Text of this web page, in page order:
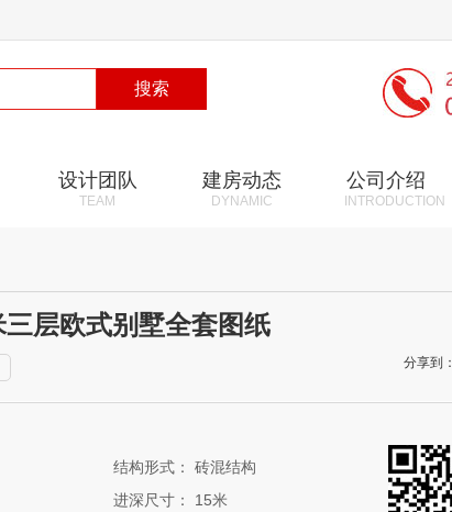
搜索
设计团队
TEAM
建房动态
DYNAMIC
公司介绍
INTRODUCTION
层欧式别墅全套图纸
分享到：
结构形式： 砖混结构
进深尺寸： 15米